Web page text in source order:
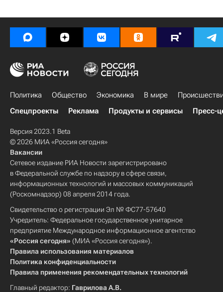
Политика Общество Экономика В мире
Спецпроекты
Реклама Продукты и сервисы Пресс-
Версия 2023.1 Beta
© 2026 МИА «Россия сегодня»
Вакансии
Сетевое издание РИА Новости зарегистрировано
в Федеральной службе по надзору в сфере связи,
информационных технологий и массовых коммуникаций
(Роскомнадзор) 08 апреля 2014 года.
Свидетельство о регистрации Эл № ФС77-57640
Учредитель: Федеральное государственное унитарное
предприятие Международное информационное агентство
«Россия сегодня» (МИА «Россия сегодня»).
Правила использования материалов
Политика конфиденциальности
Правила применения рекомендательных технологий
Главный редактор: Гаврилова А.В.